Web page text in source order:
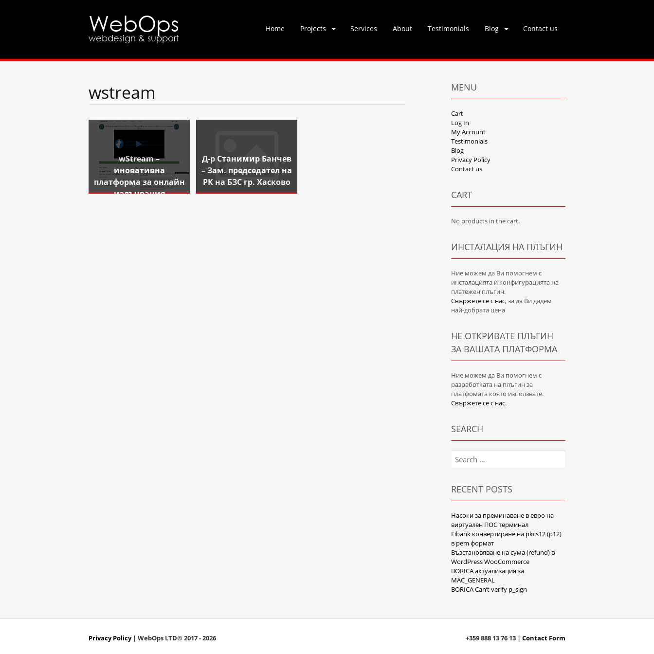
WebOps
webdesign & support
Skip
Home Projects Services About Testimonials Blog Contact us
wstream
wStream –
иновативна
платформа за онлайн
излъчвания
Д-р Станимир Банчев
– Зам. председател на
РК на БЗС гр. Хасково
MENU
Cart
Log In
My Account
Testimonials
Blog
Privacy Policy
Contact us
CART
No products in the cart.
ИНСТАЛАЦИЯ НА ПЛЪГИН
Ние можем да Ви помогнем с
инсталацията и конфигурацията на
платежен плъгин.
Свържете се с нас,за да Ви дадем
най-добрата цена
НЕ ОТКРИВАТЕ ПЛЪГИН
ЗА ВАШАТА ПЛАТФОРМА
Ние можем да Ви помогнем с
разработката на плъгин за
платфомата която използвате.
Свържете се с нас.
SEARCH
Search
for:
RECENT POSTS
Насоки за преминаване в евро на
виртуален ПОС терминал
Fibank конвертиране на pkcs12 (p12)
в pem формат
Възстановяване на сума (refund) в
WordPress WooCommerce
BORICA актуализация за
MAC_GENERAL
BORICA Can’t verify p_sign
Privacy Policy| WebOps LTD© 2017 - 2026 +359 888 13 76 13 | Contact Form